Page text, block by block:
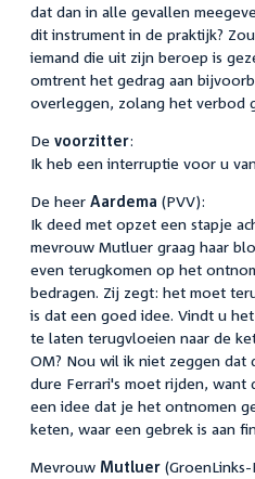
dat dan in alle gevallen
dit instrument in de praktijk?
iemand die uit zijn beroep is
omtrent het gedrag aan
overleggen, zolang het verbod
De voorzitter:
Ik heb een interruptie voor u
De heer Aardema (PVV):
Ik deed met opzet een stapje
mevrouw Mutluer graag haar
even terugkomen op het
bedragen. Zij zegt: het moet
is dat een goed idee. Vindt u
te laten terugvloeien naar de
OM? Nou wil ik niet zeggen dat
dure Ferrari's moet rijden, want
een idee dat je het ontnomen
keten, waar een gebrek is aan
Mevrouw Mutluer